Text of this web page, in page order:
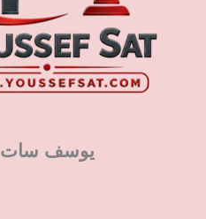
يوسف سات